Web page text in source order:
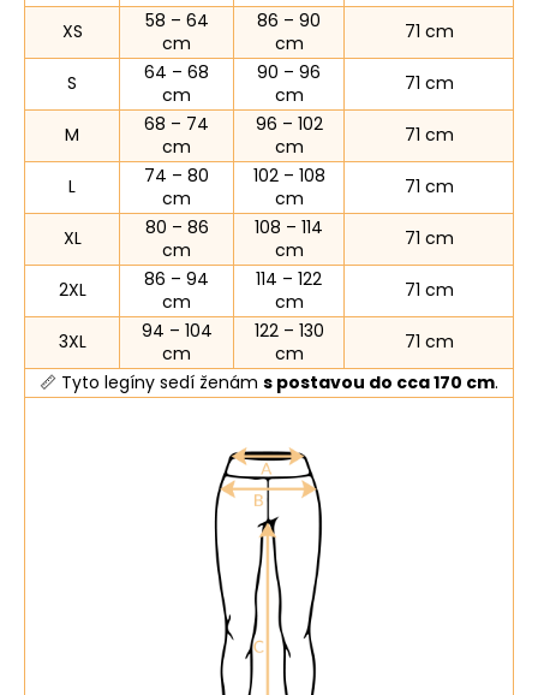
XS
58 – 64
cm
86 – 90
cm
71 cm
S
64 – 68
cm
90 – 96
cm
71 cm
M
68 – 74
cm
96 – 102
cm
71 cm
L
74 – 80
cm
102 – 108
cm
71 cm
XL
80 – 86
cm
108 – 114
cm
71 cm
2XL
86 – 94
cm
114 – 122
cm
71 cm
3XL
94 – 104
cm
122 – 130
cm
71 cm
📏 Tyto legíny sedí ženám s postavou do cca 170 cm.